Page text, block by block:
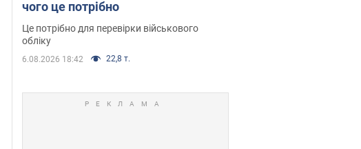
чого це потрібно
Це потрібно для перевірки військового
обліку
6.08.2026 18:42 22,8 т.